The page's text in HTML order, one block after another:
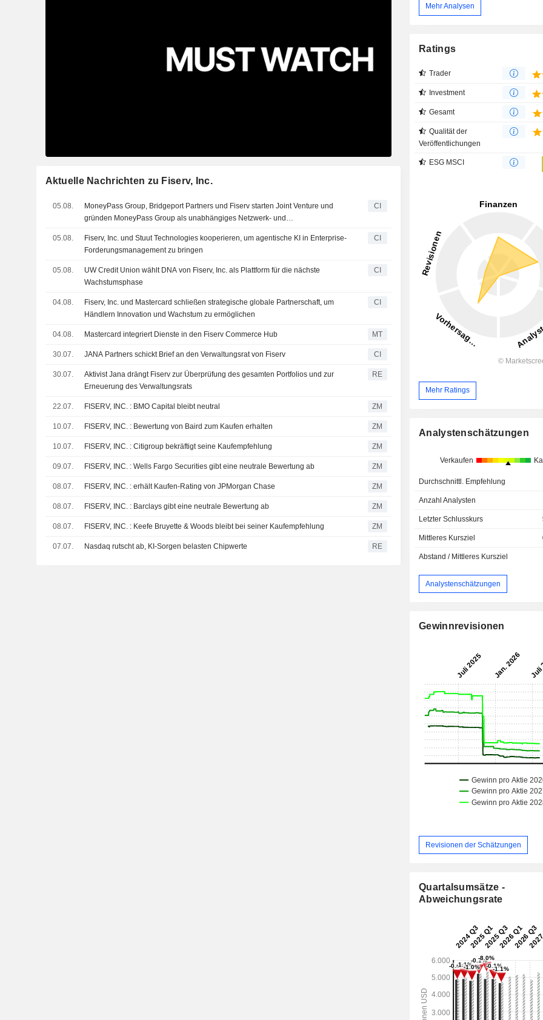
Aktuelle Nachrichten zu Fiserv, Inc.
05.08.
MoneyPass Group, Bridgeport Partners und Fiserv starten Joint Venture und
gründen MoneyPass Group als unabhängiges Netzwerk- und
CI
05.08.
Fiserv, Inc. und Stuut Technologies kooperieren, um agentische KI in Enterprise-
Forderungsmanagement zu bringen
CI
05.08.
UW Credit Union wählt DNA von Fiserv, Inc. als Plattform für die nächste
Wachstumsphase
CI
04.08.
Fiserv, Inc. und Mastercard schließen strategische globale Partnerschaft, um
Händlern Innovation und Wachstum zu ermöglichen
CI
04.08. Mastercard integriert Dienste in den Fiserv Commerce Hub MT
30.07. JANA Partners schickt Brief an den Verwaltungsrat von Fiserv CI
30.07.
Aktivist Jana drängt Fiserv zur Überprüfung des gesamten Portfolios und zur
Erneuerung des Verwaltungsrats
RE
22.07. FISERV, INC. : BMO Capital bleibt neutral ZM
10.07. FISERV, INC. : Bewertung von Baird zum Kaufen erhalten ZM
10.07. FISERV, INC. : Citigroup bekräftigt seine Kaufempfehlung ZM
09.07. FISERV, INC. : Wells Fargo Securities gibt eine neutrale Bewertung ab ZM
08.07. FISERV, INC. : erhält Kaufen-Rating von JPMorgan Chase ZM
08.07. FISERV, INC. : Barclays gibt eine neutrale Bewertung ab ZM
08.07. FISERV, INC. : Keefe Bruyette & Woods bleibt bei seiner Kaufempfehlung ZM
07.07. Nasdaq rutscht ab, KI-Sorgen belasten Chipwerte RE
Mehr Analysen
Ratings
Trader
Investment
Gesamt
Qualität der
Veröffentlichungen
ESG MSCI
Mehr Ratings
Analystenschätzungen
Verkaufen
Durchschnittl. Empfehlung
Anzahl Analysten
Letzter Schlusskurs
Mittleres Kursziel
Abstand / Mittleres Kursziel
Analystenschätzungen
Gewinnrevisionen
Revisionen der Schätzungen
Quartalsumsätze -
Abweichungsrate